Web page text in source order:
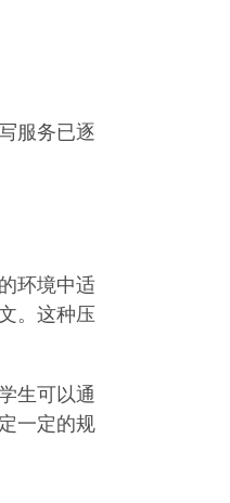
服务已逐
环境中适
。这种压
生可以通
一定的规